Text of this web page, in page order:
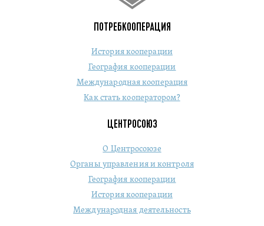
ПОТРЕБКООПЕРАЦИЯ
История кооперации
География кооперации
Международная кооперация
Как стать кооператором?
ЦЕНТРОСОЮЗ
О Центросоюзе
Органы управления и контроля
География кооперации
История кооперации
Международная деятельность